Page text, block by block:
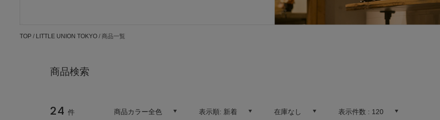
TOP / LITTLE UNION TOKYO / 商品一覧
商品検索
24 件 商品カラー全色 表示順: 新着 在庫なし 表示件数 : 120